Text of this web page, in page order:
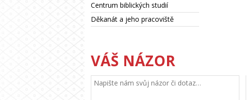
Centrum biblických studií
Děkanát a jeho pracoviště
VÁŠ NÁZOR